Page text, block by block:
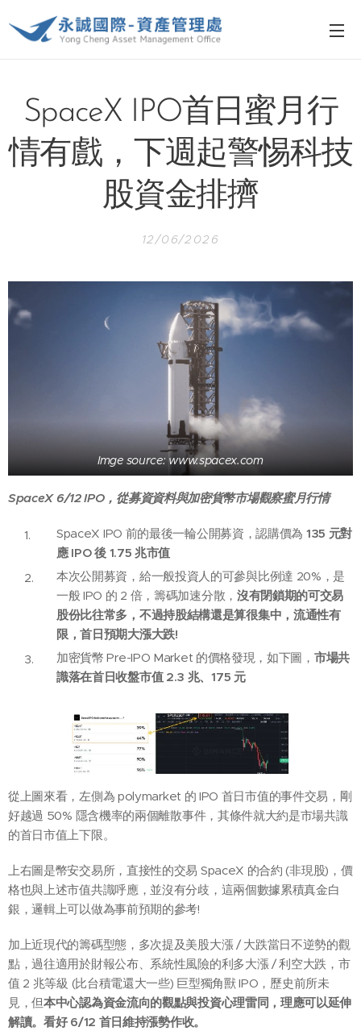
SpaceX IPO首日蜜月行
情有戲，下週起警惕科技
股資金排擠
12/06/2026
Imge source: www.spacex.com
SpaceX 6/12 IPO，從募資資料與加密貨幣市場觀察蜜月行情
SpaceX IPO 前的最後一輪公開募資，認購價為 135 元對
應 IPO 後 1.75 兆市值
本次公開募資，給一般投資人的可參與比例達 20%，是
一般 IPO 的 2 倍，籌碼加速分散， 沒有閉鎖期的可交易
股份比往常多，不過持股結構還是算很集中，流通性有
限，首日預期大漲大跌!
加密貨幣 Pre-IPO Market 的價格發現，如下圖， 市場共
識落在首日收盤市值 2.3 兆、175 元
從上圖來看，左側為 polymarket 的 IPO 首日市值的事件交易，剛
好越過 50% 隱含機率的兩個離散事件，其條件就大約是市場共識
的首日市值上下限。
上右圖是幣安交易所，直接性的交易 SpaceX 的合約 (非現股)，價
格也與上述市值共識呼應，並沒有分歧，這兩個數據累積真金白
銀，邏輯上可以做為事前預期的參考!
加上近現代的籌碼型態，多次提及美股大漲 / 大跌當日不逆勢的觀
點，過往適用於財報公布、系統性風險的利多大漲 / 利空大跌，市
值 2 兆等級 (比台積電還大一些) 巨型獨角獸 IPO，歷史前所未
見，但本中心認為資金流向的觀點與投資心理雷同，理應可以延伸
解讀。看好 6/12 首日維持漲勢作收。